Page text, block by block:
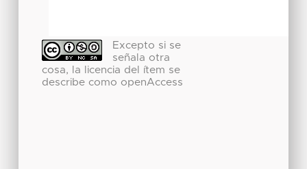
Excepto si se
señala otra
cosa, la licencia del ítem se
describe como openAccess